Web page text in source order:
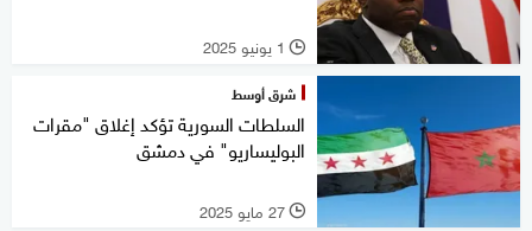
l 1 يونيو 2025
شرق أوسط
السلطات السورية تؤكد إغلاق "مقرات
البوليساريو" في دمشق
l 27 مايو 2025